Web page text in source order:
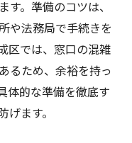
らご紹介
ップを紹介
とコツまとめ
ラブル対策
続きポイント
。準備のコツは、
や法務局で手続きを
区では、窓口の混雑
るため、余裕を持っ
体的な準備を徹底す
ます。